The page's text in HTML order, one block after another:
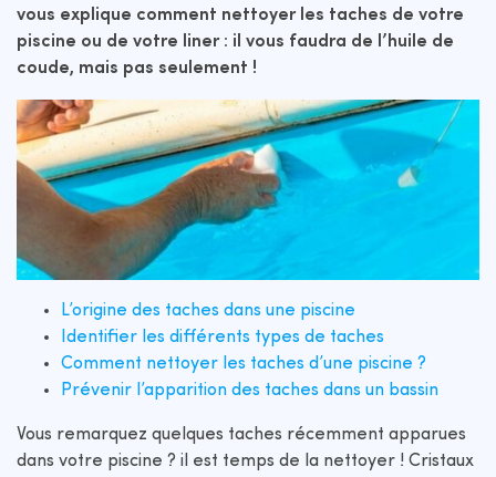
vous explique comment nettoyer les taches de votre
piscine ou de votre liner : il vous faudra de l’huile de
coude, mais pas seulement !
L’origine des taches dans une piscine
Identifier les différents types de taches
Comment nettoyer les taches d’une piscine ?
Prévenir l’apparition des taches dans un bassin
Vous remarquez quelques taches récemment apparues
dans votre piscine ? il est temps de la nettoyer ! Cristaux